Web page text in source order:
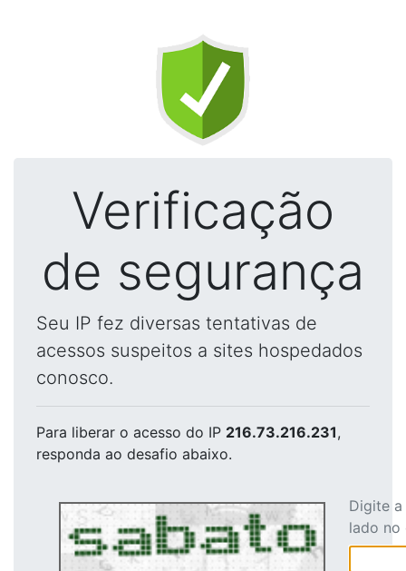
Verificação
de segurança
Seu IP fez diversas tentativas de
acessos suspeitos a sites hospedados
conosco.
Para liberar o acesso do IP 216.73.216.231,
responda ao desafio abaixo.
Digite
lado no